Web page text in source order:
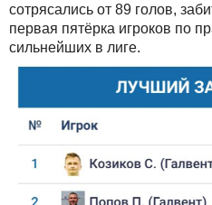
сотрясались от 89 голов,
первая пятёрка игроков по
сильнейших в лиге.